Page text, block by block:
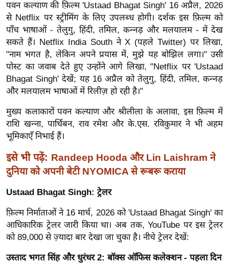
ल
श
ख्सि
य
त
यं
ग
इं
डि
या
सा
हि
त्य
ज
त
ऑ
व
पवन कल्याण की फ़िल्म 'Ustaad Bhagat Singh' 16 अप्रैल, 2026
से Netflix पर स्ट्रीमिंग के लिए उपलब्ध होगी। दर्शक इस फ़िल्म को
पाँच भाषाओं - तेलुगु, हिंदी, तमिल, कन्नड़ और मलयालम - में देख
सकते हैं। Netflix India South ने X (पहले Twitter) पर लिखा,
"नाम भगत है, लेकिन अपने प्रयास में, मुझे यह बोझिल लगा।" उसी
पोस्ट का जवाब देते हुए उन्होंने आगे लिखा, "Netflix पर 'Ustaad
Bhagat Singh' देखें; यह 16 अप्रैल को तेलुगु, हिंदी, तमिल, कन्नड़
और मलयालम भाषाओं में रिलीज़ हो रही है।"
मुख्य कलाकारों पवन कल्याण और श्रीलीला के अलावा, इस फ़िल्म में
राशि खन्ना, पार्थिबन, राव रमेश और के.एस. रविकुमार ने भी अहम
भूमिकाएँ निभाई हैं।
इसे भी पढ़ें: Randeep Hooda और Lin Laishram ने
दुनिया को अपनी बेटी NYOMICA से रूबरू कराया
Ustaad Bhagat Singh: ट्रेलर
फ़िल्म निर्माताओं ने 16 मार्च, 2026 को 'Ustaad Bhagat Singh' का
आधिकारिक ट्रेलर जारी किया था। अब तक, YouTube पर इस ट्रेलर
को 89,000 से ज़्यादा बार देखा जा चुका है। नीचे ट्रेलर देखें:
उस्ताद भगत सिंह और धुरंधर 2: बॉक्स ऑफिस कलेक्शन - पहला दिन